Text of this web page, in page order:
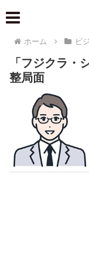
ホーム ビ
「フジクラ・
整局面